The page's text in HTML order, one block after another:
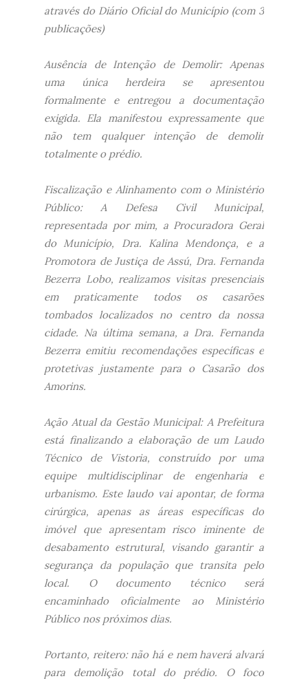
através do Diário Oficial do Município (com 3
publicações)
​Ausência de Intenção de Demolir: Apenas
uma única herdeira se apresentou
formalmente e entregou a documentação
exigida. Ela manifestou expressamente que
não tem qualquer intenção de demolir
totalmente o prédio.
​Fiscalização e Alinhamento com o Ministério
Público: A Defesa Civil Municipal,
representada por mim, a Procuradora Geral
do Município, Dra. Kalina Mendonça, e a
Promotora de Justiça de Assú, Dra. Fernanda
Bezerra Lobo, realizamos visitas presenciais
em praticamente todos os casarões
tombados localizados no centro da nossa
cidade. Na última semana, a Dra. Fernanda
Bezerra emitiu recomendações específicas e
protetivas justamente para o Casarão dos
Amorins.
​Ação Atual da Gestão Municipal: A Prefeitura
está finalizando a elaboração de um Laudo
Técnico de Vistoria, construído por uma
equipe multidisciplinar de engenharia e
urbanismo. Este laudo vai apontar, de forma
cirúrgica, apenas as áreas específicas do
imóvel que apresentam risco iminente de
desabamento estrutural, visando garantir a
segurança da população que transita pelo
local. O documento técnico será
encaminhado oficialmente ao Ministério
Público nos próximos dias.
​Portanto, reitero: não há e nem haverá alvará
para demolição total do prédio. O foco